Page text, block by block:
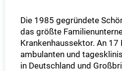
Die 1985 gegründete
das größte
Krankenhaussektor. An 17
ambulanten und
in Deutschland und